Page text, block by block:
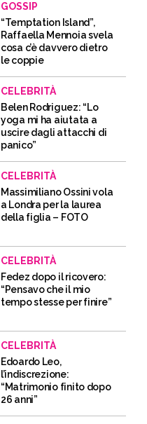
GOSSIP
“Temptation Island”,
Raffaella Mennoia svela
cosa c’è davvero dietro
le coppie
CELEBRITÀ
Belen Rodriguez: “Lo
yoga mi ha aiutata a
uscire dagli attacchi di
panico”
CELEBRITÀ
Massimiliano Ossini vola
a Londra per la laurea
della figlia – FOTO
CELEBRITÀ
Fedez dopo il ricovero:
“Pensavo che il mio
tempo stesse per finire”
CELEBRITÀ
Edoardo Leo,
l’indiscrezione:
“Matrimonio finito dopo
26 anni”